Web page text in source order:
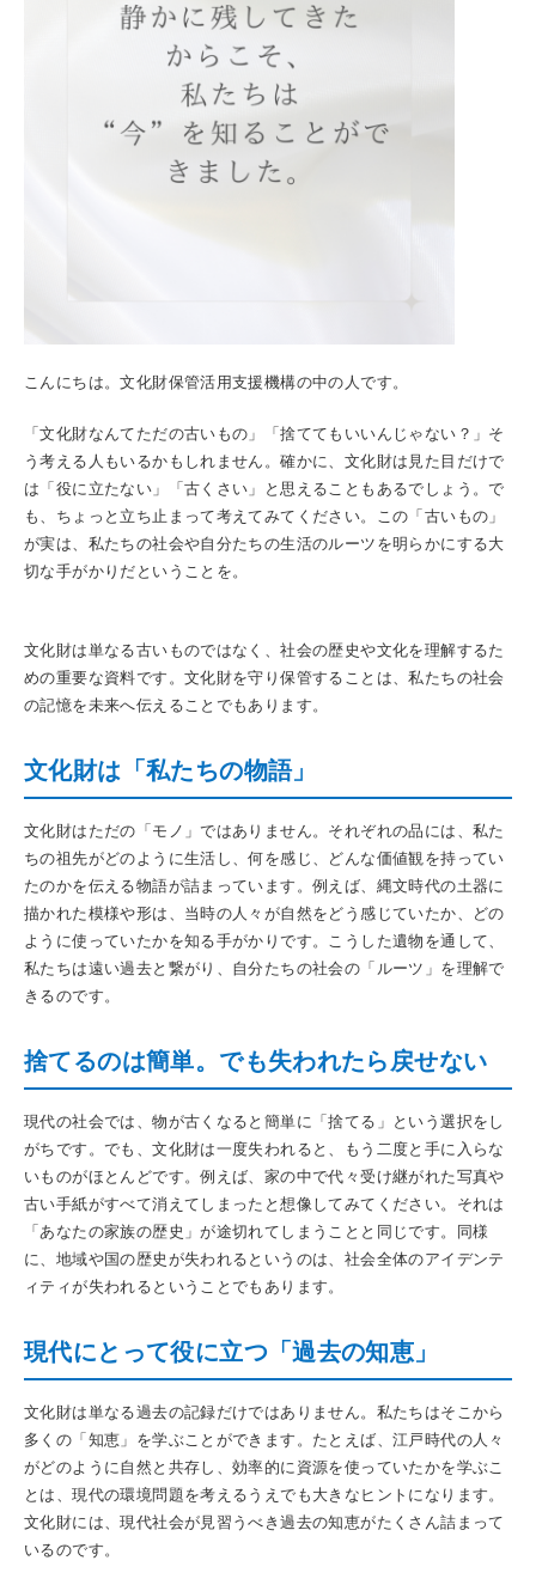
こんにちは。文化財保管活用支援機構の中の人です。
「文化財なんてただの古いもの」「捨ててもいいんじゃない？」そ
う考える人もいるかもしれません。確かに、文化財は見た目だけで
は「役に立たない」「古くさい」と思えることもあるでしょう。で
も、ちょっと立ち止まって考えてみてください。この「古いもの」
が実は、私たちの社会や自分たちの生活のルーツを明らかにする大
切な手がかりだということを。
文化財は単なる古いものではなく、社会の歴史や文化を理解するた
めの重要な資料です。文化財を守り保管することは、私たちの社会
の記憶を未来へ伝えることでもあります。
文化財は「私たちの物語」
文化財はただの「モノ」ではありません。それぞれの品には、私た
ちの祖先がどのように生活し、何を感じ、どんな価値観を持ってい
たのかを伝える物語が詰まっています。例えば、縄文時代の土器に
描かれた模様や形は、当時の人々が自然をどう感じていたか、どの
ように使っていたかを知る手がかりです。こうした遺物を通して、
私たちは遠い過去と繋がり、自分たちの社会の「ルーツ」を理解で
きるのです。
捨てるのは簡単。でも失われたら戻せない
現代の社会では、物が古くなると簡単に「捨てる」という選択をし
がちです。でも、文化財は一度失われると、もう二度と手に入らな
いものがほとんどです。例えば、家の中で代々受け継がれた写真や
古い手紙がすべて消えてしまったと想像してみてください。それは
「あなたの家族の歴史」が途切れてしまうことと同じです。同様
に、地域や国の歴史が失われるというのは、社会全体のアイデンテ
ィティが失われるということでもあります。
現代にとって役に立つ「過去の知恵」
文化財は単なる過去の記録だけではありません。私たちはそこから
多くの「知恵」を学ぶことができます。たとえば、江戸時代の人々
がどのように自然と共存し、効率的に資源を使っていたかを学ぶこ
とは、現代の環境問題を考えるうえでも大きなヒントになります。
文化財には、現代社会が見習うべき過去の知恵がたくさん詰まって
いるのです。